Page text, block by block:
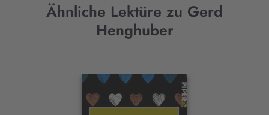
Ähnliche Lektüre zu Gerd
Henghuber